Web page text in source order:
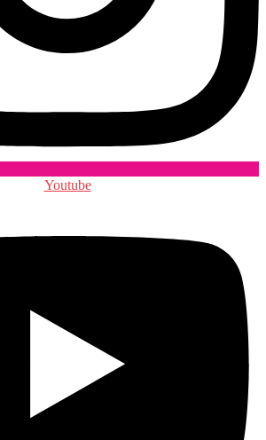
Youtube